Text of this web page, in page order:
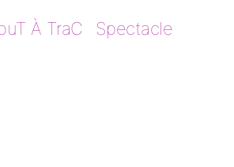
À TraC Spectacle